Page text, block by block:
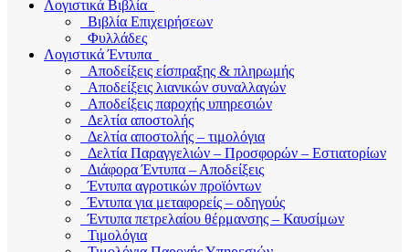
Λογιστικά Βιβλία
Βιβλία Επιχειρήσεων
Φυλλάδες
Λογιστικά Έντυπα
Αποδείξεις είσπραξης & πληρωμής
Αποδείξεις λιανικών συναλλαγών
Αποδείξεις παροχής υπηρεσιών
Δελτία αποστολής
Δελτία αποστολής – τιμολόγια
Δελτία Παραγγελιών – Προσφορών – Εστιατορίων
Διάφορα Έντυπα – Αποδείξεις
Έντυπα αγροτικών προϊόντων
Έντυπα για μεταφορείς – οδηγούς
Έντυπα πετρελαίου θέρμανσης – Καυσίμων
Τιμολόγια